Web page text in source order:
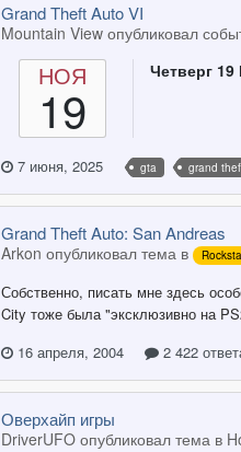
Grand Theft Auto VI
Mountain View опубликовал
НОЯ
19
Четверг
7 июня, 2025 gta grand
Grand Theft Auto: San Andreas
Arkon опубликовал тема в
Собственно, писать мне здесь
City тоже была "эксклюзивно на
16 апреля, 2004
2 422
Оверхайп игры
DriverUFO опубликовал тема в